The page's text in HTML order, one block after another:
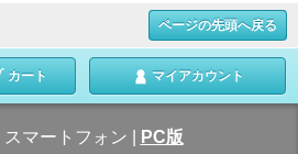
ページの先頭へ戻る
カート マイアカウント
スマートフォン PC版